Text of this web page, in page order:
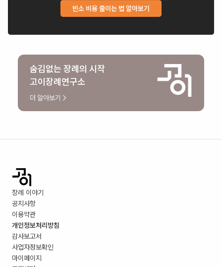
빈소 비용 줄이는 법 알아보기
숨김없는 장례의 시작
고이장례연구소
더 알아보기
장례 이야기
공지사항
이용약관
개인정보처리방침
감사보고서
사업자정보확인
마이페이지